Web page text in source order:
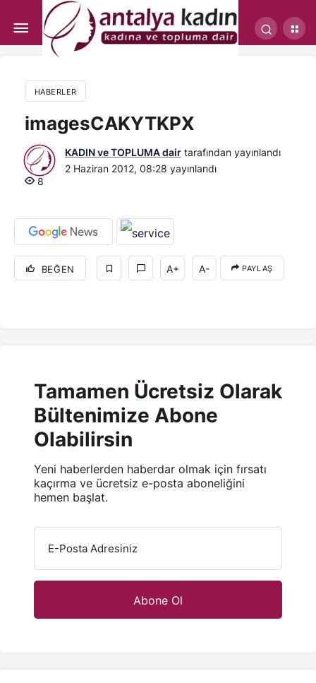
HABERLER
imagesCAKYTKPX
KADIN ve TOPLUMA dair tarafından yayınlandı
2 Haziran 2012, 08:28 yayınlandı
8
BEĞEN A+ A- PAYLAŞ
Tamamen Ücretsiz Olarak
Bültenimize Abone
Olabilirsin
Yeni haberlerden haberdar olmak için fırsatı
kaçırma ve ücretsiz e-posta aboneliğini
hemen başlat.
E-Posta Adresiniz
Mardan Palace’da Çin Yemek Festivali